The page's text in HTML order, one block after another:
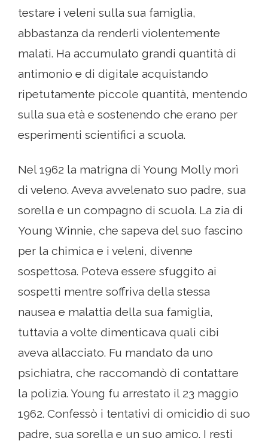
testare i veleni sulla sua famiglia,
abbastanza da renderli violentemente
malati. Ha accumulato grandi quantità di
antimonio e di digitale acquistando
ripetutamente piccole quantità, mentendo
sulla sua età e sostenendo che erano per
esperimenti scientifici a scuola.
Nel 1962 la matrigna di Young Molly morì
di veleno. Aveva avvelenato suo padre, sua
sorella e un compagno di scuola. La zia di
Young Winnie, che sapeva del suo fascino
per la chimica e i veleni, divenne
sospettosa. Poteva essere sfuggito ai
sospetti mentre soffriva della stessa
nausea e malattia della sua famiglia,
tuttavia a volte dimenticava quali cibi
aveva allacciato. Fu mandato da uno
psichiatra, che raccomandò di contattare
la polizia. Young fu arrestato il 23 maggio
1962. Confessò i tentativi di omicidio di suo
padre, sua sorella e un suo amico. I resti